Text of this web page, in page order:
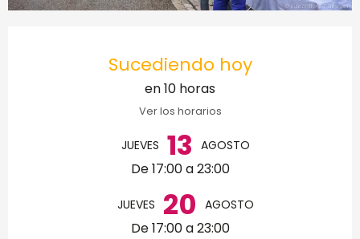
Sucediendo hoy
en 10 horas
Ver los horarios
JUEVES 13 AGOSTO
De 17:00 a 23:00
JUEVES 20 AGOSTO
De 17:00 a 23:00